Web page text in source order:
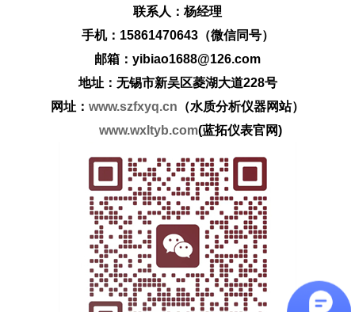
联系人：杨经理
手机：15861470643（微信同号）
邮箱：yibiao1688@126.com
地址： 无锡市新吴区菱湖大道228号
网址： www.szfxyq.cn （水质分析仪器网站）
www.wxltyb.com(蓝拓仪表官网)